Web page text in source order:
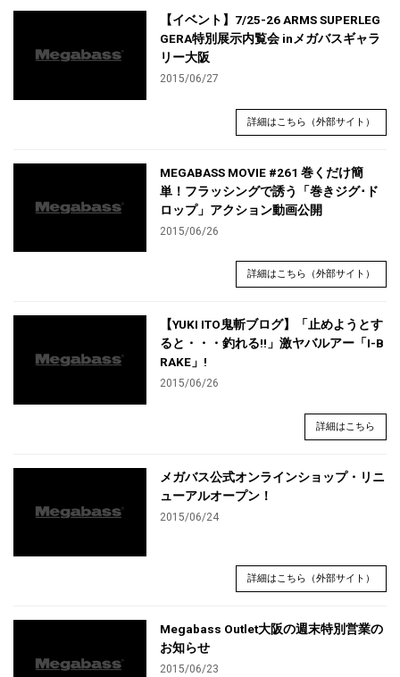
【イベント】7/25-26 ARMS SUPERLEG
GERA特別展示内覧会 inメガバスギャラ
リー大阪
2015/06/27
詳細はこちら（外部サイト）
MEGABASS MOVIE #261 巻くだけ簡
単！フラッシングで誘う「巻きジグ･ド
ロップ」アクション動画公開
2015/06/26
詳細はこちら（外部サイト）
【YUKI ITO鬼斬ブログ】「止めようとす
ると・・・釣れる!!」激ヤバルアー「I-B
RAKE」!
2015/06/26
詳細はこちら
メガバス公式オンラインショップ・リニ
ューアルオープン！
2015/06/24
詳細はこちら（外部サイト）
Megabass Outlet大阪の週末特別営業の
お知らせ
2015/06/23